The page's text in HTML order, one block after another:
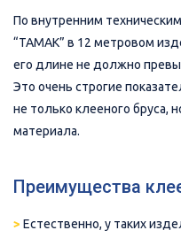
По внутренним
“ТАМАК” в 12 метровом
его длине не должно
Это очень строгие
не только клееного бруса,
материала.
Преимущества
> Естественно, у таких